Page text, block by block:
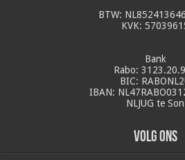
BTW:
KVK:
Bank
Rabo:
BIC:
IBAN:
NLJUG te Son
Volg ons